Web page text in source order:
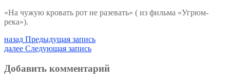
«На чужую кровать рот не разевать» ( из фильма «Угрюм-
река»).
Навигация
по
записям
назад Предыдущая
запись:
Предыдущая запись
далее Следующая
Следующая запись
Добавить комментарий